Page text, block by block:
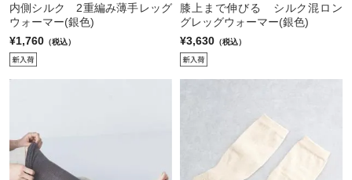
内側シルク 2重編み薄手レッグ
ウォーマー(銀色)
¥1,760 （税込）
膝上まで伸びる シルク混ロン
グレッグウォーマー(銀色)
¥3,630 （税込）